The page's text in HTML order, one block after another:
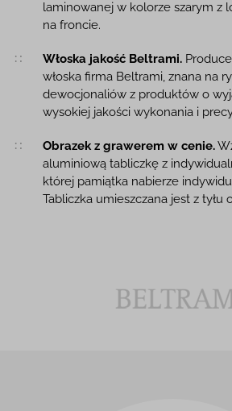
laminowanej w kolorze szarym z
na froncie.
Włoska jakość Beltrami.
włoska firma Beltrami, znana na
dewocjonaliów z produktów o
wysokiej jakości wykonania i
Obrazek z grawerem w cenie.
aluminiową tabliczkę z
której pamiątka nabierze
Tabliczka umieszczana jest z tyłu